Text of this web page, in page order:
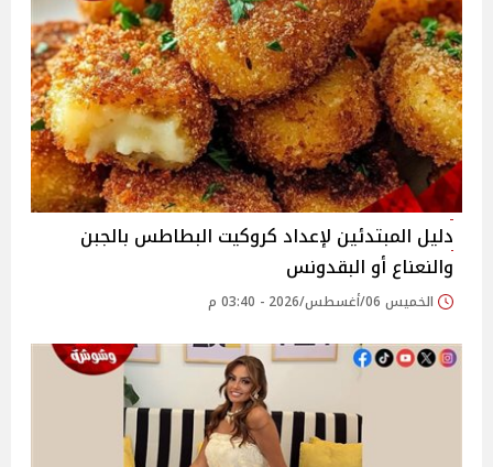
دليل المبتدئين لإعداد كروكيت البطاطس بالجبن
والنعناع أو البقدونس
الخميس 06/أغسطس/2026 - 03:40 م